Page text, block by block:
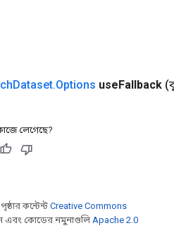
Dataset.Options useFallback
লেগেছে?
কন্টেন্ট Creative Commons
এবং কোডের নমুনাগুলিApache 2.0